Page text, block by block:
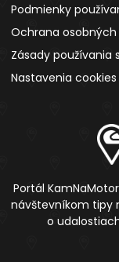
Podmienky
Ochrana
Zásady používania
Nastavenia cookies
Portál
návštevníkom tipy
o